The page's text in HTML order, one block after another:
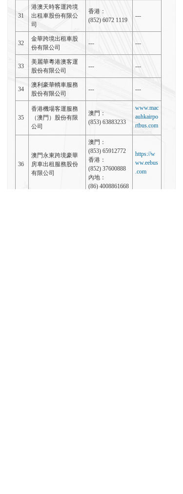
31
港澳天時客運跨境
出租車股份有限公
司
香港：
(852) 6072 1119
---
32
金華跨境出租車股
份有限公司
--- ---
33
美麗華粵港澳客運
股份有限公司
--- ---
34
澳利豪華轎車服務
股份有限公司
--- ---
35
香港機場客運服務
（澳門）股份有限
公司
澳門：
(853) 63883233
www.mac
auhkairpo
rtbus.com
36
澳門永東跨境豪華
房車出租服務股份
有限公司
澳門：
(853) 65912772
香港：
(852) 37600888
內地：
(86) 4008861668
https://w
ww.eebus
.com